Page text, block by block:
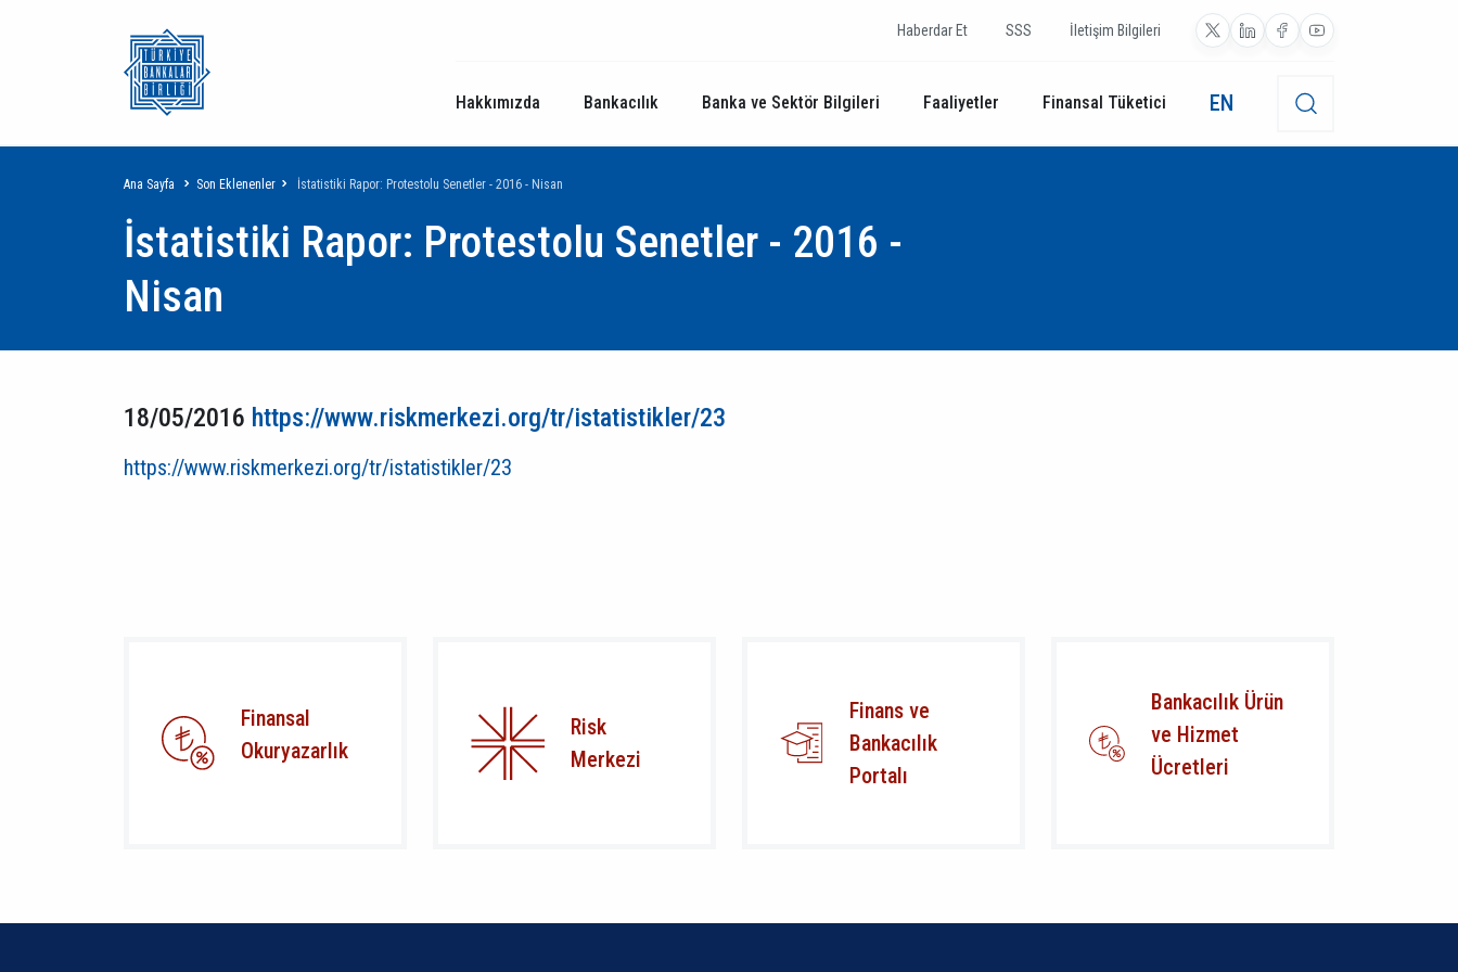
Haberdar Et SSS İletişim Bilgileri
Hakkımızda Bankacılık Banka ve Sektör Bilgileri Faaliyetler Finansal Tüketici EN
Sayfa
yolu
Ana Sayfa Son Eklenenler İstatistiki Rapor: Protestolu Senetler - 2016 - Nisan
İstatistiki Rapor: Protestolu Senetler - 2016 -
Nisan
18/05/2016 https://www.riskmerkezi.org/tr/istatistikler/23
https://www.riskmerkezi.org/tr/istatistikler/23
Finansal
Okuryazarlık
Risk
Merkezi
Finans ve
Bankacılık
Portalı
Bankacılık Ürün
ve Hizmet
Ücretleri